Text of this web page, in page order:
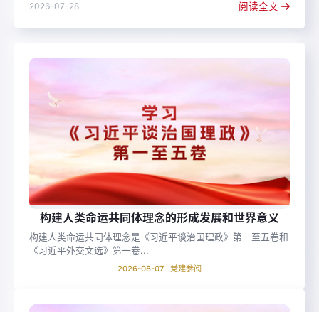
2026-07-28 阅读全文
构建人类命运共同体理念的形成发展和世界意义
构建人类命运共同体理念是《习近平谈治国理政》第一至五卷和
《习近平外交文选》第一卷...
2026-08-07 · 党建参阅